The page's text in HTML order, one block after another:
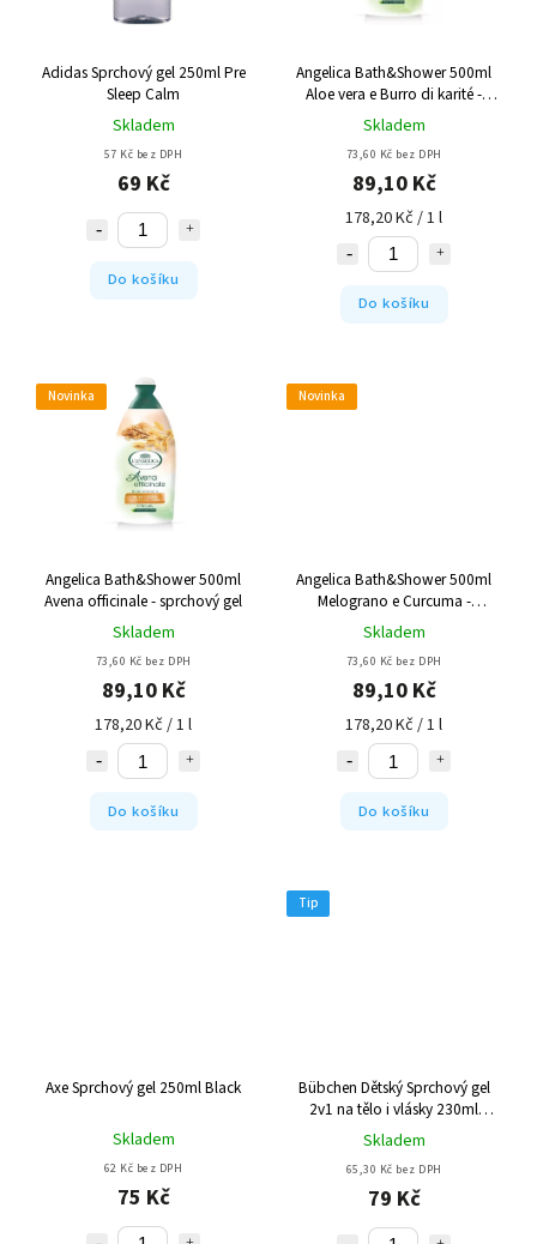
Adidas Sprchový gel 250ml Pre
Sleep Calm
Skladem
57 Kč bez DPH
69 Kč
Do košíku
Angelica Bath&Shower 500ml
Aloe vera e Burro di karité -
sprchový gel
Skladem
73,60 Kč bez DPH
89,10 Kč
178,20 Kč / 1 l
Do košíku
Novinka
Angelica Bath&Shower 500ml
Avena officinale - sprchový gel
Skladem
73,60 Kč bez DPH
89,10 Kč
178,20 Kč / 1 l
Do košíku
Novinka
Angelica Bath&Shower 500ml
Melograno e Curcuma -
sprchový gel
Skladem
73,60 Kč bez DPH
89,10 Kč
178,20 Kč / 1 l
Do košíku
Axe Sprchový gel 250ml Black
Skladem
62 Kč bez DPH
75 Kč
Tip
Bübchen Dětský Sprchový gel
2v1 na tělo i vlásky 230ml
Himbeer
Skladem
65,30 Kč bez DPH
79 Kč